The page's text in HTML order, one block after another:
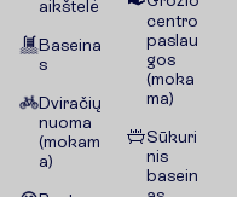
aikštelė
Baseina
s
Dviračių
nuoma
(mokam
a)
centro
paslau
gos
(moka
ma)
Sūkuri
nis
basein